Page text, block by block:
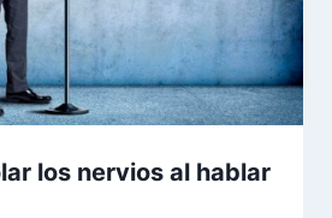
los nervios al hablar